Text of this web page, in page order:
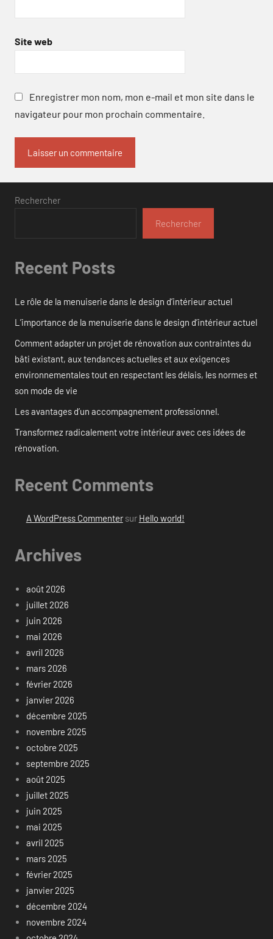
Site web
Enregistrer mon nom, mon e-mail et mon site dans le
navigateur pour mon prochain commentaire.
Rechercher
Rechercher
Recent Posts
Le rôle de la menuiserie dans le design d’intérieur actuel
L’importance de la menuiserie dans le design d’intérieur actuel
Comment adapter un projet de rénovation aux contraintes du
bâti existant, aux tendances actuelles et aux exigences
environnementales tout en respectant les délais, les normes et
son mode de vie
Les avantages d’un accompagnement professionnel.
Transformez radicalement votre intérieur avec ces idées de
rénovation.
Recent Comments
A WordPress Commentersur Hello world!
Archives
août 2026
juillet 2026
juin 2026
mai 2026
avril 2026
mars 2026
février 2026
janvier 2026
décembre 2025
novembre 2025
octobre 2025
septembre 2025
août 2025
juillet 2025
juin 2025
mai 2025
avril 2025
mars 2025
février 2025
janvier 2025
décembre 2024
novembre 2024